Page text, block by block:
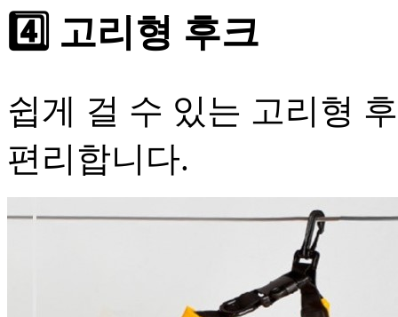
4️⃣ 고리형 후크
쉽게 걸 수 있는 고리형
편리합니다.